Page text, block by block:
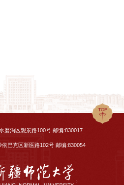
磨沟区观景路100号 邮编:830017
巴克区新医路102号 邮编:830054